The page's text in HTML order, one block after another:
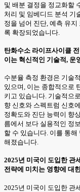
및 배분 결정을 정교화할
처리 및 임베디드 분석 기
정을 넘어 진단, 예측 유
록 확장되었습니다.
탄화수소 라이프사이클
이는 혁신적인 기술적, 운
수분율 측정 환경은 기술
있으며, 이는 종합적으로
키고 있습니다. 기술적으
향 신호와 스펙트럼 신호
정확도와 진단 능력이 향
름에서 보다 실용적인 정
할 수 있습니다. 이를 통
해졌습니다.
2025년 미국이 도입한 관
전략에 미치는 영향에 대
2025년 미국이 도입한 관